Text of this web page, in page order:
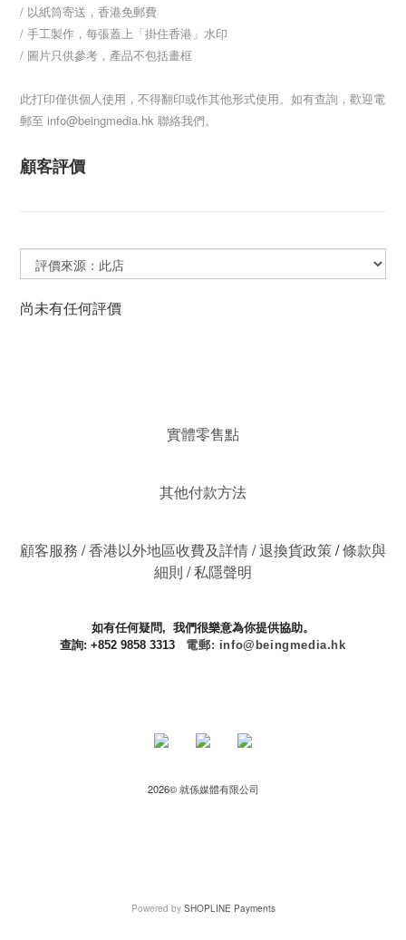
/ 以紙筒寄送，香港免郵費
/ 手工製作，每張蓋上「掛住香港」水印
/ 圖片只供參考，產品不包括畫框
此打印僅供個人使用，不得翻印或作其他形式使用。如有查詢，歡迎電
郵至 info@beingmedia.hk 聯絡我們。
顧客評價
尚未有任何評價
實體零售點
其他付款方法
顧客服務 /香港以外地區收費及詳情/退換貨政策/條款與
細則 /私隱聲明
如有任何疑問, 我們很樂意為你提供協助。
查詢: +852 9858 3313 電郵: info@beingmedia.hk
2026© 就係媒體有限公司
Powered by SHOPLINE Payments